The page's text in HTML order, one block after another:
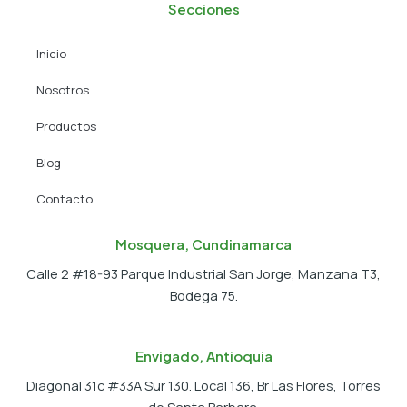
e w
Secciones
Inicio
Nosotros
Productos
Blog
Contacto
Mosquera, Cundinamarca
Calle 2 #18-93 Parque Industrial San Jorge, Manzana T3,
Bodega 75.
Envigado, Antioquia
Diagonal 31c #33A Sur 130. Local 136, Br Las Flores, Torres